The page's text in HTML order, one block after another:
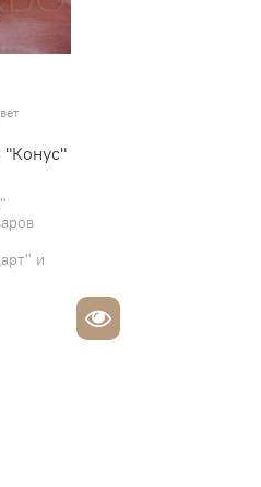
"Конус"
и